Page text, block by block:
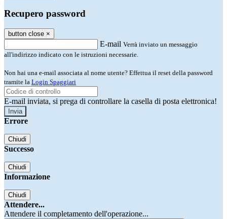
Recupero password
button close ×
E-mail Verrà inviato un messaggio
all'indirizzo indicato con le istruzioni necessarie.
Non hai una e-mail associata al nome utente? Effettua il reset della password
tramite la Login Spaggiari
E-mail inviata, si prega di controllare la casella di posta elettronica!
Errore
Chiudi
Successo
Chiudi
Informazione
Chiudi
Attendere...
Attendere il completamento dell'operazione...